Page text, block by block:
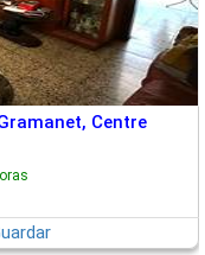
Centre